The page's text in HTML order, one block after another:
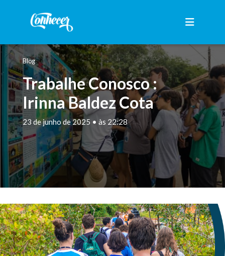
Blog
Trabalhe Conosco :
Irinna Baldez Cota
23 de junho de 2025 • às 22:28